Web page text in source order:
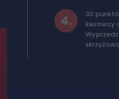
4.
30
kierowcy